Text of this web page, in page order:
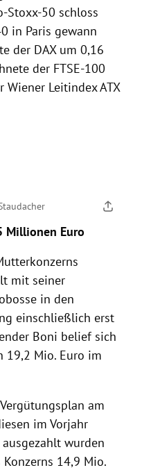
Stoxx-50 schloss
in Paris gewann
der DAX um 0,16
der FTSE-100
Wiener Leitindex ATX
Millionen Euro
mit seiner
in den
einschließlich erst
Boni belief sich
19,2 Mio. Euro im
am
im Vorjahr
wurden
Konzerns 14,9 Mio.